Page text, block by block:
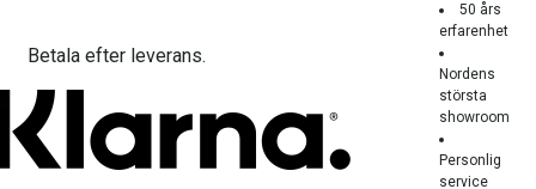
Betala efter leverans.
50 års
erfarenhet
Nordens
största
showroom
Personlig
service